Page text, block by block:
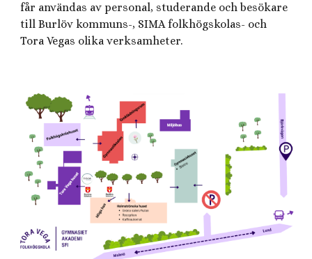
får användas av personal, studerande och besökare
till Burlöv kommuns-, SIMA folkhögskolas- och
Tora Vegas olika verksamheter.